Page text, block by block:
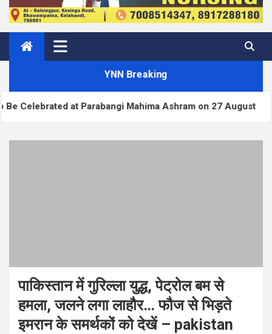
YNN Breaking
Mahima Ashram on 27 August
पाकिस्तान में गुरिल्ला युद्ध, पेट्रोल बम से
हमला, जलने लगा लाहौर… फौज से भिड़ते
इमरान के समर्थकों को देखें – pakistan